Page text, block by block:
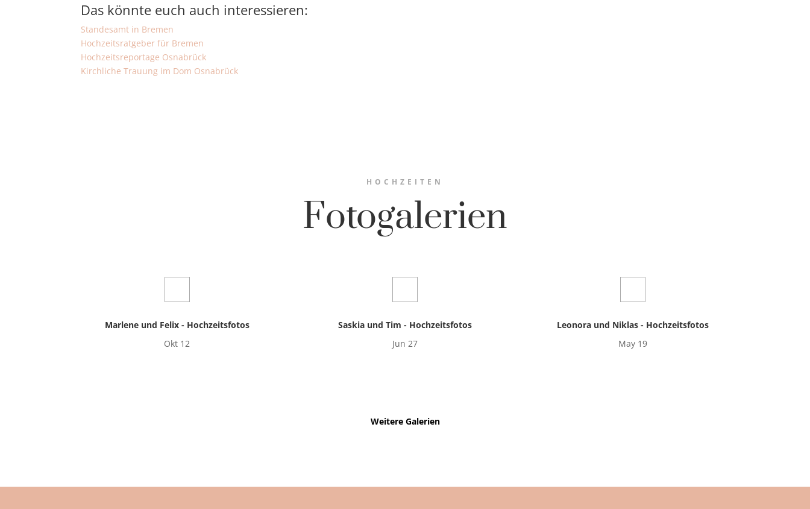
Das könnte euch auch interessieren:
Standesamt in Bremen
Hochzeitsratgeber für Bremen
Hochzeitsreportage Osnabrück
Kirchliche Trauung im Dom Osnabrück
HOCHZEITEN
Fotogalerien
Marlene und Felix - Hochzeitsfotos
Okt 12
Saskia und Tim - Hochzeitsfotos
Jun 27
Leonora und Niklas - Hochzeitsfotos
May 19
Weitere Galerien